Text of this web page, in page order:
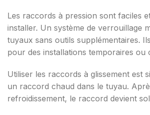
Les raccords à pression sont faciles
installer. Un système de verrouillage
tuyaux sans outils supplémentaires.
pour des installations temporaires ou
Utiliser les raccords à glissement est
un raccord chaud dans le tuyau.
refroidissement, le raccord devient